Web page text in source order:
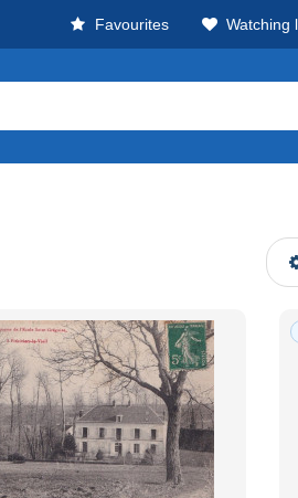
Favourites Watching